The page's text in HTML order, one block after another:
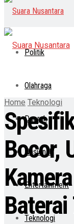
Politik
Olahraga
Daerah
Nasional
Entertainment
Teknologi
Home Teknologi
Bocor,